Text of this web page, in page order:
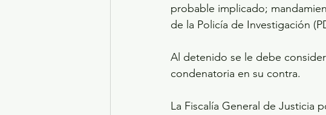
probable implicado;
de la Policía de Investigación
Al detenido se le debe
condenatoria en su contra.
La Fiscalía General de Justicia